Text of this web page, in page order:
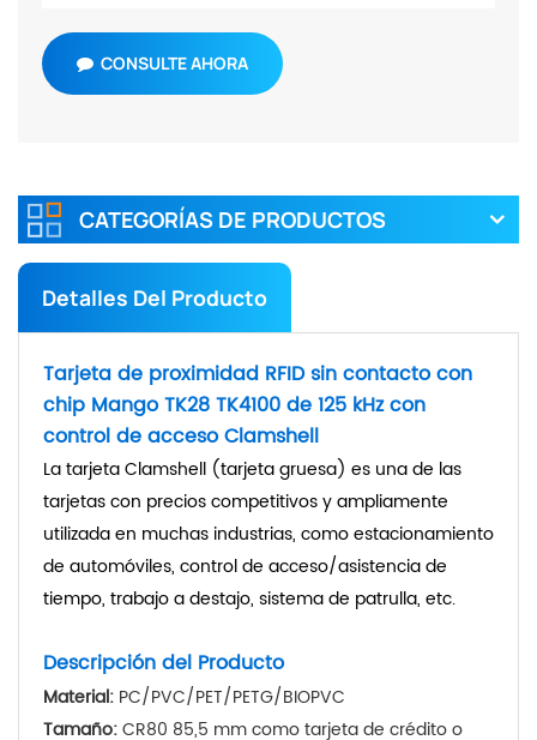
CONSULTE AHORA
CATEGORÍAS DE PRODUCTOS
Detalles Del Producto
Tarjeta de proximidad RFID sin contacto con
chip Mango TK28 TK4100 de 125 kHz con
control de acceso Clamshell
La tarjeta Clamshell (tarjeta gruesa) es una de las
tarjetas con precios competitivos y ampliamente
utilizada en muchas industrias, como estacionamiento
de automóviles, control de acceso/asistencia de
tiempo, trabajo a destajo, sistema de patrulla, etc.
Descripción del Producto
Material: PC/PVC/PET/PETG/BIOPVC
Tamaño:CR80 85,5 mm como tarjeta de crédito o